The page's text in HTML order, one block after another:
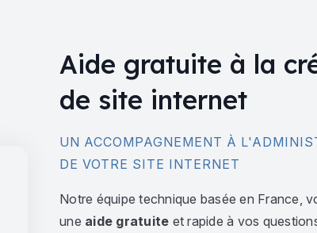
Aide gratuite à la
de site internet
UN ACCOMPAGNEMENT À
DE VOTRE SITE INTERNET
Notre équipe technique basée en France,
une aide gratuite et rapide à vos